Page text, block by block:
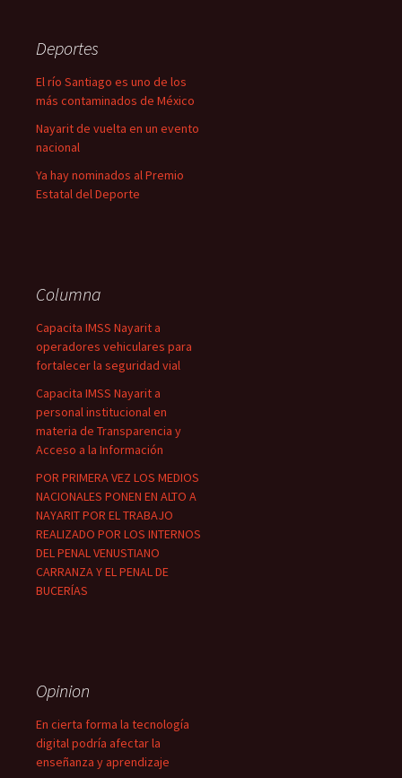
Deportes
El río Santiago es uno de los
más contaminados de México
Nayarit de vuelta en un evento
nacional
Ya hay nominados al Premio
Estatal del Deporte
Columna
Capacita IMSS Nayarit a
operadores vehiculares para
fortalecer la seguridad vial
Capacita IMSS Nayarit a
personal institucional en
materia de Transparencia y
Acceso a la Información
POR PRIMERA VEZ LOS MEDIOS
NACIONALES PONEN EN ALTO A
NAYARIT POR EL TRABAJO
REALIZADO POR LOS INTERNOS
DEL PENAL VENUSTIANO
CARRANZA Y EL PENAL DE
BUCERÍAS
Opinion
En cierta forma la tecnología
digital podría afectar la
enseñanza y aprendizaje